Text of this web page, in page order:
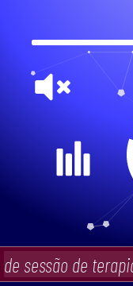
sessão de